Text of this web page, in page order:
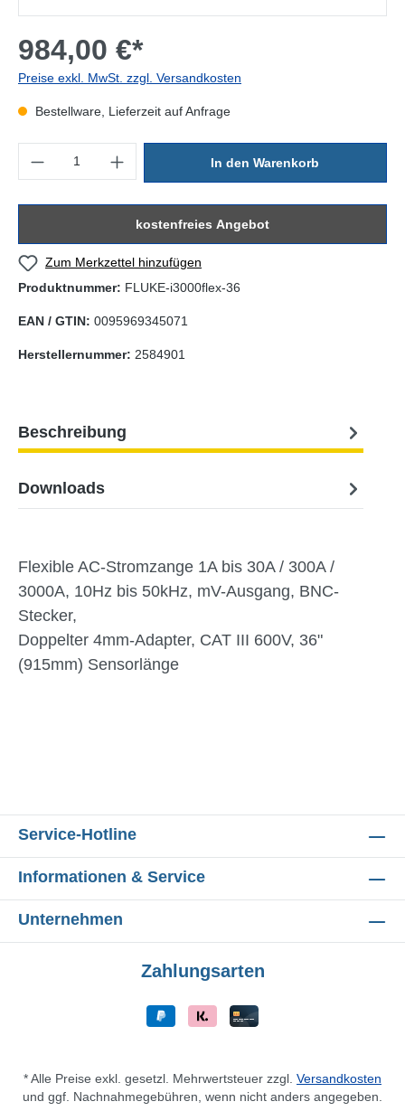
984,00 €*
Preise exkl. MwSt. zzgl. Versandkosten
Bestellware, Lieferzeit auf Anfrage
In den Warenkorb
kostenfreies Angebot
Zum Merkzettel hinzufügen
Produktnummer: FLUKE-i3000flex-36
EAN / GTIN: 0095969345071
Herstellernummer: 2584901
Beschreibung
Downloads
Flexible AC-Stromzange 1A bis 30A / 300A /
3000A, 10Hz bis 50kHz, mV-Ausgang, BNC-
Stecker,
Doppelter 4mm-Adapter, CAT III 600V, 36"
(915mm) Sensorlänge
Service-Hotline
Informationen & Service
Unternehmen
Zahlungsarten
* Alle Preise exkl. gesetzl. Mehrwertsteuer zzgl. Versandkosten
und ggf. Nachnahmegebühren, wenn nicht anders angegeben.